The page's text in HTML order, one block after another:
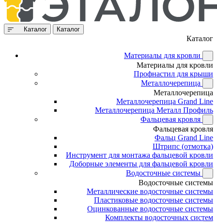
Каталог Каталог
Каталог
Материалы для кровли
Материалы для кровли
Профнастил для крыши
Металлочерепица
Металлочерепица
Металлочерепица Grand Line
Металлочерепица Металл Профиль
Фальцевая кровля
Фальцевая кровля
Фальц Grand Line
Штрипс (отмотка)
Инструмент для монтажа фальцевой кровли
Доборные элементы для фальцевой кровли
Водосточные системы
Водосточные системы
Металлические водосточные системы
Пластиковые водосточные системы
Оцинкованные водосточные системы
Комплекты водосточных систем